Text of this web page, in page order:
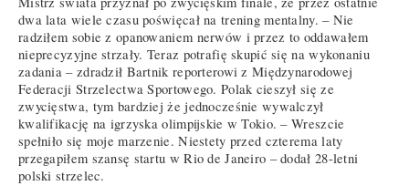
dwa lata wiele czasu poświęcał na trening mentalny. – Nie
radziłem sobie z opanowaniem nerwów i przez to oddawałem
nieprecyzyjne strzały. Teraz potrafię skupić się na wykonaniu
zadania – zdradził Bartnik reporterowi z Międzynarodowej
Federacji Strzelectwa Sportowego. Polak cieszył się ze
zwycięstwa, tym bardziej że jednocześnie wywalczył
kwalifikację na igrzyska olimpijskie w Tokio. – Wreszcie
spełniło się moje marzenie. Niestety przed czterema laty
przegapiłem szansę startu w Rio de Janeiro – dodał 28-letni
polski strzelec.